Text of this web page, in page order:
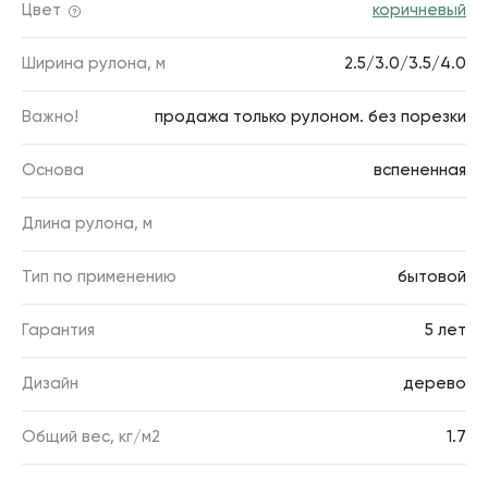
Цвет коричневый
Ширина рулона, м 2.5/3.0/3.5/4.0
Важно! продажа только рулоном. без порезки
Основа вспененная
Длина рулона, м
Тип по применению бытовой
Гарантия 5 лет
Дизайн дерево
Общий вес, кг/м2 1.7